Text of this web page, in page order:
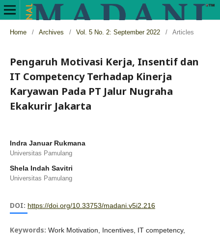
Home / Archives / Vol. 5 No. 2: September 2022 / Articles
Pengaruh Motivasi Kerja, Insentif dan
IT Competency Terhadap Kinerja
Karyawan Pada PT Jalur Nugraha
Ekakurir Jakarta
Indra Januar Rukmana
Universitas Pamulang
Shela Indah Savitri
Universitas Pamulang
DOI: https://doi.org/10.33753/madani.v5i2.216
Keywords: Work Motivation, Incentives, IT competency,